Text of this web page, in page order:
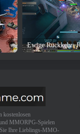
kostenlosen
MMORPG-Spielen
Sie Ihre Lieblings-MMO-